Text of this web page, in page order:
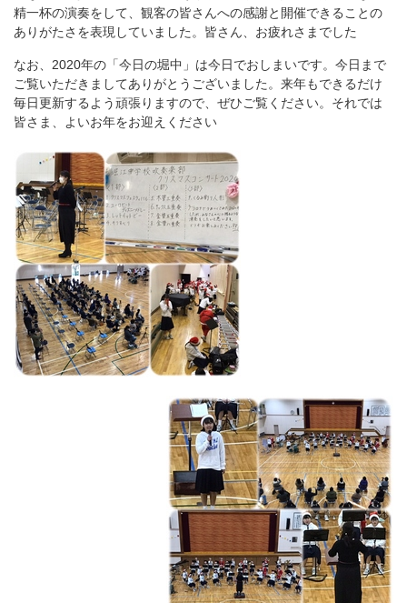
精一杯の演奏をして、観客の皆さんへの感謝と開催できることの
ありがたさを表現していました。皆さん、お疲れさまでした
なお、2020年の「今日の堀中」は今日でおしまいです。今日まで
ご覧いただきましてありがとうございました。来年もできるだけ
毎日更新するよう頑張りますので、ぜひご覧ください。それでは
皆さま、よいお年をお迎えください